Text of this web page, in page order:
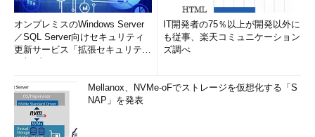
オンプレミスのWindows Server
／SQL Server向けセキュリティ
更新サービス「拡張セキュリティ
IT開発者の75％以上が開発以外に
も従事、楽天コミュニケーション
ズ調べ
Mellanox、NVMe-oFでストレージを仮想化する「S
NAP」を発表